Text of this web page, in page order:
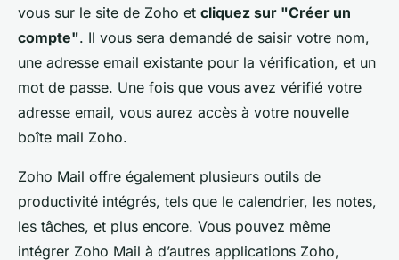
vous sur le site de Zoho et cliquez sur "Créer un
compte". Il vous sera demandé de saisir votre nom,
une adresse email existante pour la vérification, et un
mot de passe. Une fois que vous avez vérifié votre
adresse email, vous aurez accès à votre nouvelle
boîte mail Zoho.
Zoho Mail offre également plusieurs outils de
productivité intégrés, tels que le calendrier, les notes,
les tâches, et plus encore. Vous pouvez même
intégrer Zoho Mail à d’autres applications Zoho,